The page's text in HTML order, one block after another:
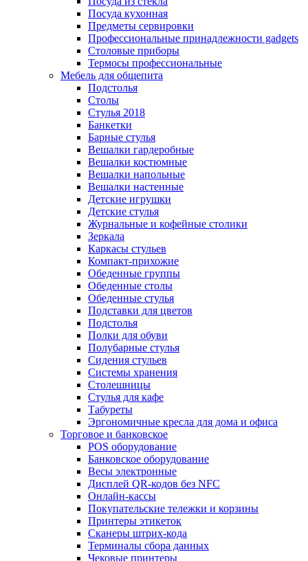
Посуда кухонная
Предметы сервировки
Профессиональные принадлежности gadgets
Столовые приборы
Термосы профессиональные
Мебель для общепита
Подстолья
Столы
Стулья 2018
Банкетки
Барные стулья
Вешалки гардеробные
Вешалки костюмные
Вешалки напольные
Вешалки настенные
Детские игрушки
Детские стулья
Журнальные и кофейные столики
Зеркала
Каркасы стульев
Компакт-прихожие
Обеденные группы
Обеденные столы
Обеденные стулья
Подставки для цветов
Подстолья
Полки для обуви
Полубарные стулья
Сидения стульев
Системы хранения
Столешницы
Стулья для кафе
Табуреты
Эргономичные кресла для дома и офиса
Торговое и банковское
POS оборудование
Банковское оборудование
Весы электронные
Дисплей QR-кодов без NFC
Онлайн-кассы
Покупательские тележки и корзины
Принтеры этикеток
Сканеры штрих-кода
Терминалы сбора данных
Чековые принтеры